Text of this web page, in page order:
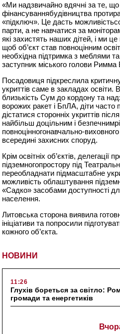
НОВИНИ
11:26
Глухів бореться за світло:
громади та енергетиків
«Ми надзвичайно вдячні за те, що
фінансуваннябудівництва
«підключ». Це дасть можливість
парти, а не навчатися за
які захистять наших дітей, і ми це
щоб об’єкт став повноцінним
необхідна підтримка з меблями
заступник міського голови Римма
Посадовиця підкреслила
укриттів саме в закладахосвіти.
близькість Сум до кордону та
ворожих ракет і БпЛА, діти часто
дістатися сторонніх укриттів після
найбільш доцільним ібезпечним
повноцінногонавчально-виховного
всередині захисних споруд.
Крім освітніх об’єктів, делегації
підземногопростору під
переобладнати підмасштабне
можливість облаштування
«Садко»засобами доступності
населення.
Литовська сторона виявила
ініціативи та попросили
кожногооб’єкта.